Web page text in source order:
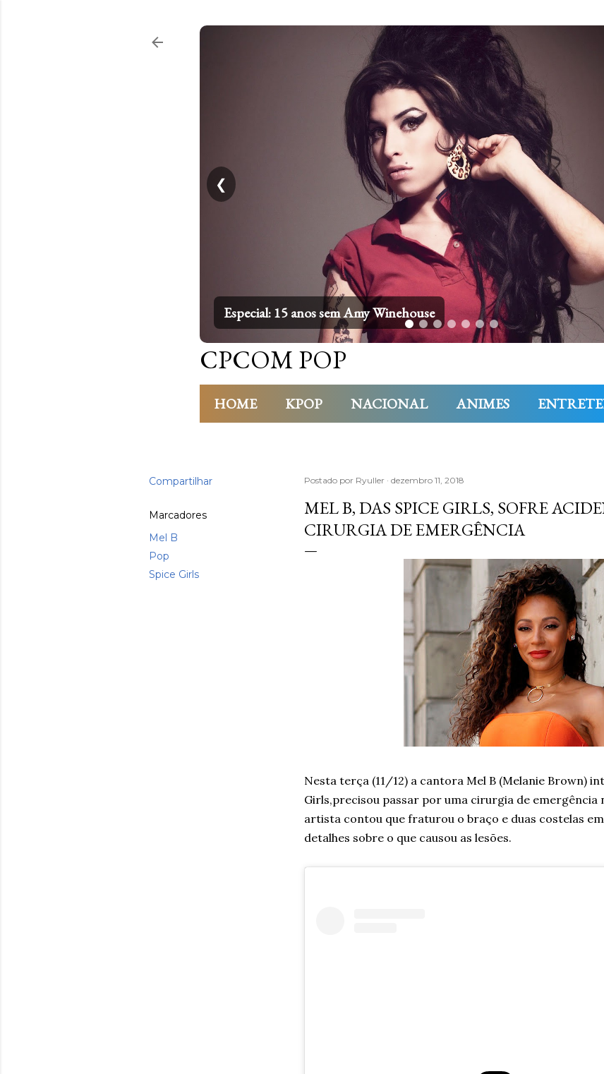
Top 20: Artistas internacionais mais icônicos de todos os tempos
❮
CPCOM POP
HOME KPOP NACIONAL ANIMES
Compartilhar
Marcadores
Mel B
Pop
Spice Girls
Postado por Ryuller dezembro 11, 2018
MEL B, DAS SPICE GIRLS, SOFRE
CIRURGIA DE EMERGÊNCIA
Nesta terça (11/12) a cantora Mel B (Melanie Brown)
Girls,precisou passar por uma cirurgia de emergência
artista contou que fraturou o braço e duas costelas
detalhes sobre o que causou as lesões.